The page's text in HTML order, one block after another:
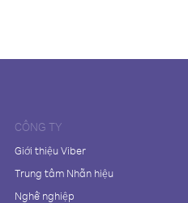
CÔNG TY
Giới thiệu Viber
Trung tâm Nhãn hiệu
Nghề nghiệp